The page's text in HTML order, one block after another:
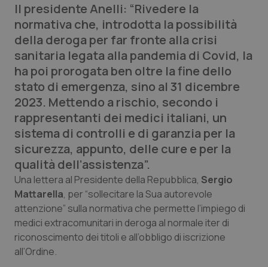
QS Pro
Professionisti Sanitari.AI
Abruzzo
Basilicata
Calabria
Campania
Emilia-Romagna
Friuli Venezia Giulia
Lazio
QS Pro Gold
Artrite & artrosi
Asma & BPCO
Car-T
Colesterolo & coronaropatie
Dermatite Atopica
Diabete & glucometri
QS Club Newsletter
Il presidente Anelli: “Rivedere la
normativa che, introdotta la possibilità
della deroga per far fronte alla crisi
sanitaria legata alla pandemia di Covid, la
ha poi prorogata ben oltre la fine dello
stato di emergenza, sino al 31 dicembre
2023. Mettendo a rischio, secondo i
rappresentanti dei medici italiani, un
sistema di controlli e di garanzia per la
sicurezza, appunto, delle cure e per la
qualità dell’assistenza”.
Una lettera al Presidente della Repubblica, Sergio
Mattarella, per “sollecitare la Sua autorevole
attenzione” sulla normativa che permette l’impiego di
medici extracomunitari in deroga al normale iter di
riconoscimento dei titoli e all’obbligo di iscrizione
all’Ordine.